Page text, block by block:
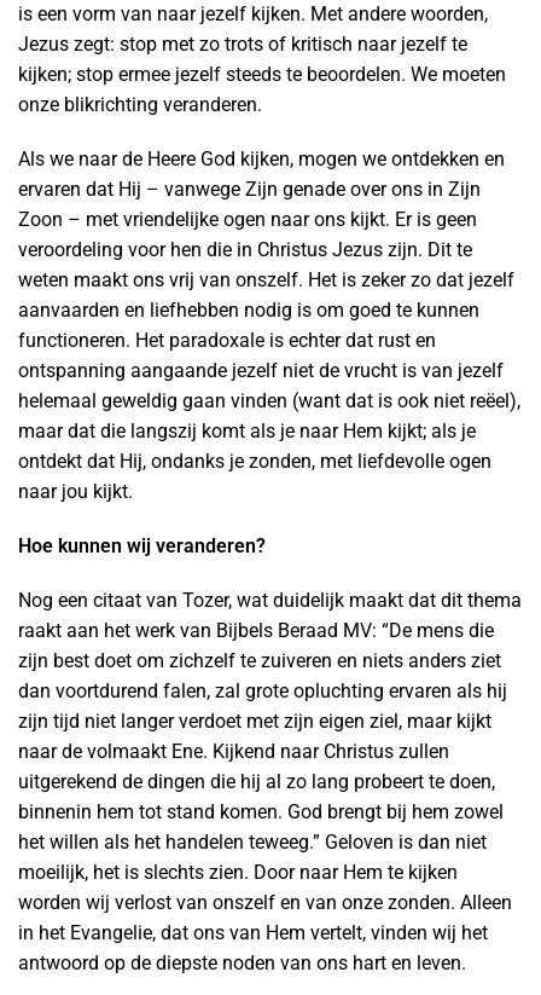
is een vorm van naar jezelf kijken. Met andere woorden,
Jezus zegt: stop met zo trots of kritisch naar jezelf te
kijken; stop ermee jezelf steeds te beoordelen. We moeten
onze blikrichting veranderen.
Als we naar de Heere God kijken, mogen we ontdekken en
ervaren dat Hij – vanwege Zijn genade over ons in Zijn
Zoon – met vriendelijke ogen naar ons kijkt. Er is geen
veroordeling voor hen die in Christus Jezus zijn. Dit te
weten maakt ons vrij van onszelf. Het is zeker zo dat jezelf
aanvaarden en liefhebben nodig is om goed te kunnen
functioneren. Het paradoxale is echter dat rust en
ontspanning aangaande jezelf niet de vrucht is van jezelf
helemaal geweldig gaan vinden (want dat is ook niet reëel),
maar dat die langszij komt als je naar Hem kijkt; als je
ontdekt dat Hij, ondanks je zonden, met liefdevolle ogen
naar jou kijkt.
Hoe kunnen wij veranderen?
Nog een citaat van Tozer, wat duidelijk maakt dat dit thema
raakt aan het werk van Bijbels Beraad MV: “De mens die
zijn best doet om zichzelf te zuiveren en niets anders ziet
dan voortdurend falen, zal grote opluchting ervaren als hij
zijn tijd niet langer verdoet met zijn eigen ziel, maar kijkt
naar de volmaakt Ene. Kijkend naar Christus zullen
uitgerekend de dingen die hij al zo lang probeert te doen,
binnenin hem tot stand komen. God brengt bij hem zowel
het willen als het handelen teweeg.” Geloven is dan niet
moeilijk, het is slechts zien. Door naar Hem te kijken
worden wij verlost van onszelf en van onze zonden. Alleen
in het Evangelie, dat ons van Hem vertelt, vinden wij het
antwoord op de diepste noden van ons hart en leven.